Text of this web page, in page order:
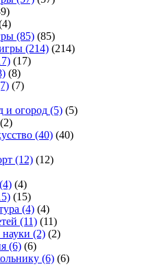
(85) (85)
(214) (214)
(17)
(8)
(7)
и огород (5) (5)
(2)
(40) (40)
(12) (12)
(4) (4)
(15)
(4) (4)
(11) (11)
(2) (2)
(6) (6)
(6) (6)